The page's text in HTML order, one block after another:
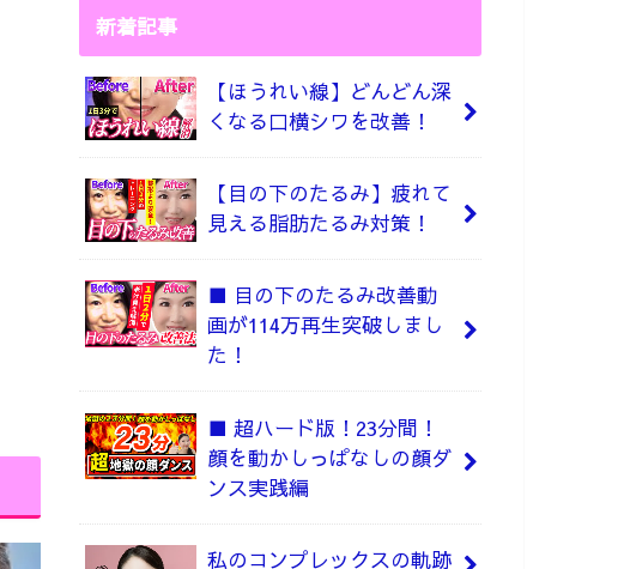
新着記事
【ほうれい線】どんどん深
くなる口横シワを改善！
【目の下のたるみ】疲れて
見える脂肪たるみ対策！
■ 目の下のたるみ改善動
画が114万再生突破しまし
た！
■ 超ハード版！23分間！
顔を動かしっぱなしの顔ダ
ンス実践編
私のコンプレックスの軌跡